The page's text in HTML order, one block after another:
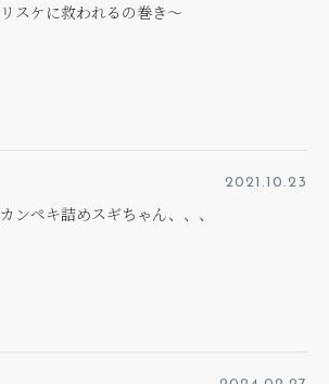
リスケに救われるの巻き～
2021.10.23
カンペキ詰めスギちゃん、、、